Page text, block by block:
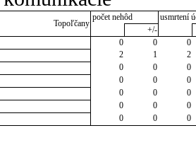
Topoľčany
počet nehôd
usmrtení
+/-
0 0
0
2 1
2
0 0
0
0 0
0
0 0
0
0 0
0
0 0 0